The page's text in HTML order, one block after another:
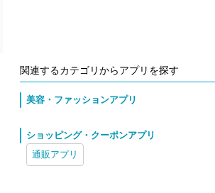
関連するカテゴリからアプリを探す
美容・ファッションアプリ
ショッピング・クーポンアプリ
通販アプリ